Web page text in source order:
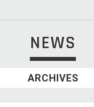
NEWS
ARCHIVES